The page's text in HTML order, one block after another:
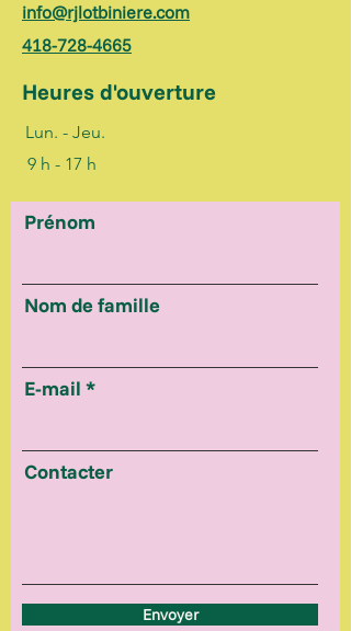
info@rjlotbiniere.com
418-728-4665
Heures d'ouverture
Lun. - Jeu.
9 h - 17 h
Prénom
Nom de famille
E-mail
Contacter
Envoyer